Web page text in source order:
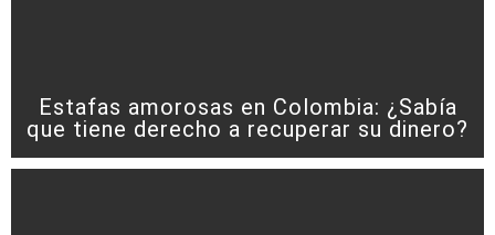
Estafas amorosas en Colombia: ¿Sabía
que tiene derecho a recuperar su dinero?